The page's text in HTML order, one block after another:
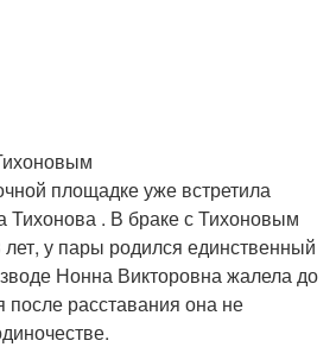
площадке уже встретила
. В браке с Тихоновым
у пары родился единственный
Нонна Викторовна жалела до
после расставания она не